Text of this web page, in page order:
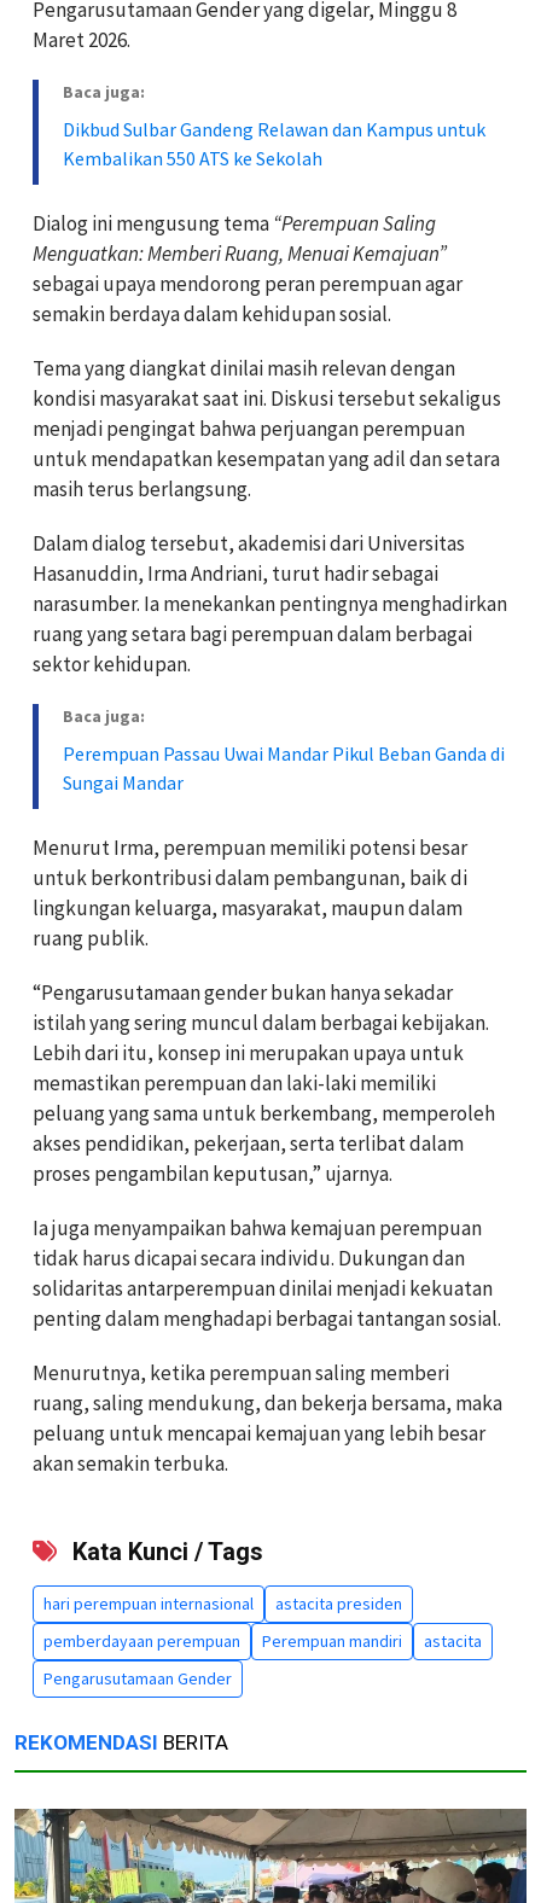
Pengarusutamaan Gender yang digelar, Minggu 8
Maret 2026.
Baca juga:
Dikbud Sulbar Gandeng Relawan dan Kampus untuk
Kembalikan 550 ATS ke Sekolah
Dialog ini mengusung tema “Perempuan Saling
Menguatkan: Memberi Ruang, Menuai Kemajuan”
sebagai upaya mendorong peran perempuan agar
semakin berdaya dalam kehidupan sosial.
Tema yang diangkat dinilai masih relevan dengan
kondisi masyarakat saat ini. Diskusi tersebut sekaligus
menjadi pengingat bahwa perjuangan perempuan
untuk mendapatkan kesempatan yang adil dan setara
masih terus berlangsung.
Dalam dialog tersebut, akademisi dari Universitas
Hasanuddin, Irma Andriani, turut hadir sebagai
narasumber. Ia menekankan pentingnya menghadirkan
ruang yang setara bagi perempuan dalam berbagai
sektor kehidupan.
Baca juga:
Perempuan Passau Uwai Mandar Pikul Beban Ganda di
Sungai Mandar
Menurut Irma, perempuan memiliki potensi besar
untuk berkontribusi dalam pembangunan, baik di
lingkungan keluarga, masyarakat, maupun dalam
ruang publik.
“Pengarusutamaan gender bukan hanya sekadar
istilah yang sering muncul dalam berbagai kebijakan.
Lebih dari itu, konsep ini merupakan upaya untuk
memastikan perempuan dan laki-laki memiliki
peluang yang sama untuk berkembang, memperoleh
akses pendidikan, pekerjaan, serta terlibat dalam
proses pengambilan keputusan,” ujarnya.
Ia juga menyampaikan bahwa kemajuan perempuan
tidak harus dicapai secara individu. Dukungan dan
solidaritas antarperempuan dinilai menjadi kekuatan
penting dalam menghadapi berbagai tantangan sosial.
Menurutnya, ketika perempuan saling memberi
ruang, saling mendukung, dan bekerja bersama, maka
peluang untuk mencapai kemajuan yang lebih besar
akan semakin terbuka.
Kata Kunci / Tags
hari perempuan internasional
astacita presiden
pemberdayaan perempuan
Perempuan mandiri
astacita
Pengarusutamaan Gender
REKOMENDASI BERITA